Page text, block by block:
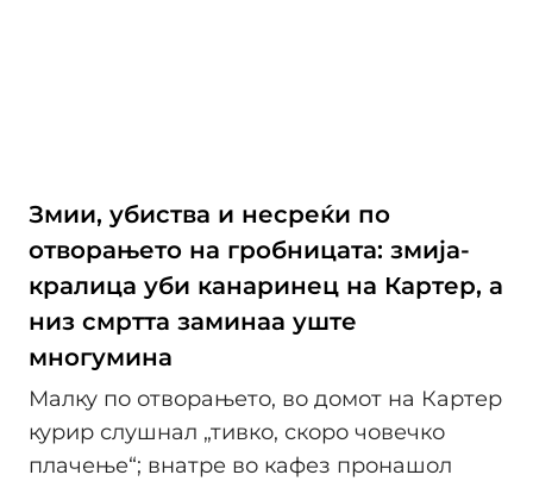
Змии, убиства и несреќи по
отворањето на гробницата: змија-
кралица уби канаринец на Картер, а
низ смртта заминаа уште
многумина
Малку по отворањето, во домот на Картер
курир слушнал „тивко, скоро човечко
плачење“; внатре во кафез пронашол